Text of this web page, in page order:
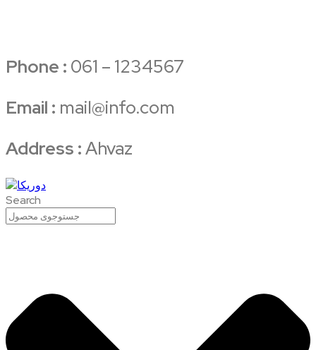
Phone : 061 – 1234567
Email : mail@info.com
Address :Ahvaz
Search